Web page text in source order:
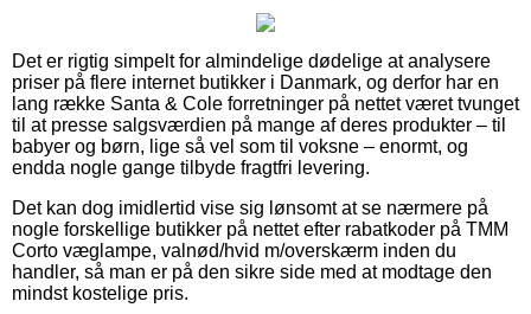
Det er rigtig simpelt for almindelige dødelige at analysere
priser på flere internet butikker i Danmark, og derfor har en
lang række Santa & Cole forretninger på nettet været tvunget
til at presse salgsværdien på mange af deres produkter – til
babyer og børn, lige så vel som til voksne – enormt, og
endda nogle gange tilbyde fragtfri levering.
Det kan dog imidlertid vise sig lønsomt at se nærmere på
nogle forskellige butikker på nettet efter rabatkoder på TMM
Corto væglampe, valnød/hvid m/overskærm inden du
handler, så man er på den sikre side med at modtage den
mindst kostelige pris.